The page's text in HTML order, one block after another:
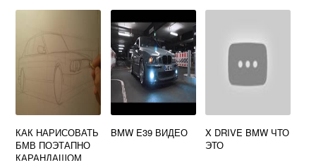
КАК НАРИСОВАТЬ
БМВ ПОЭТАПНО
КАРАНДАШОМ
BMW E39 ВИДЕО
X DRIVE BMW ЧТО
ЭТО